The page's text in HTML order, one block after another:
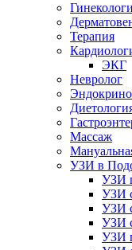
Терапия
ЭКГ
Невролог
Массаж
УЗИ в
УЗИ
УЗИ
УЗИ
УЗИ
УЗИ